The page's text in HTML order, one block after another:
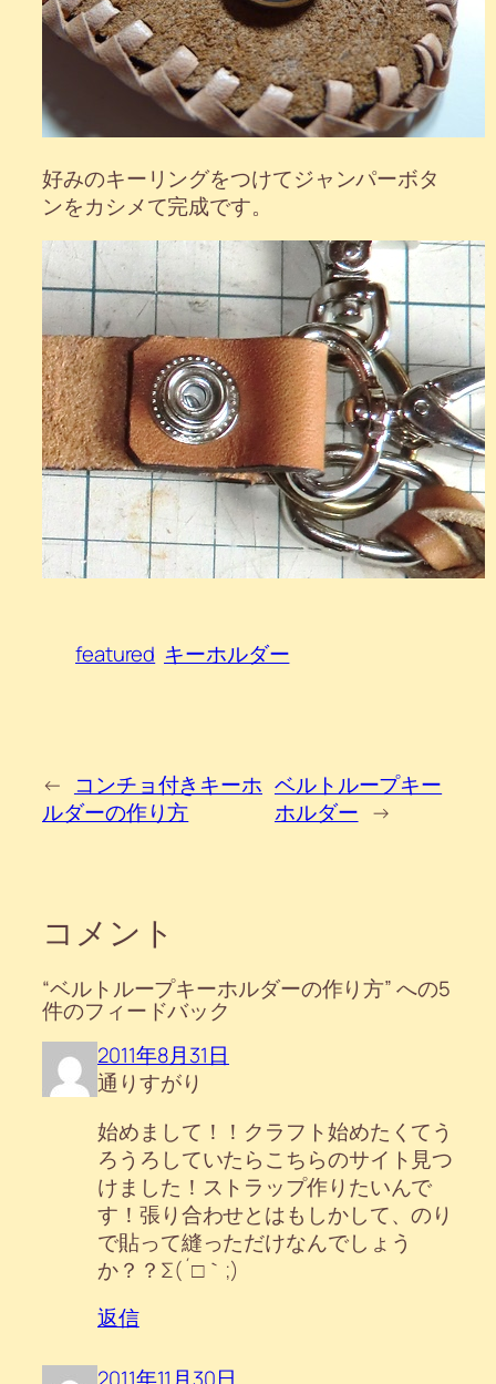
好みのキーリングをつけてジャンパーボタ
ンをカシメて完成です。
featured キーホルダー
←
コンチョ付きキーホ
ルダーの作り方
ベルトループキー
ホルダー →
コメント
“ベルトループキーホルダーの作り方” への5
件のフィードバック
2011年8月31日
通りすがり
始めまして！！クラフト始めたくてう
ろうろしていたらこちらのサイト見つ
けました！ストラップ作りたいんで
す！張り合わせとはもしかして、のり
で貼って縫っただけなんでしょう
か？？Σ(´□｀;)
返信